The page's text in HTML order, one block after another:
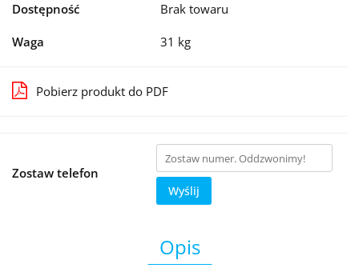
Dostępność Brak towaru
Waga 31 kg
Pobierz produkt do PDF
Zostaw telefon
Wyślij
Opis